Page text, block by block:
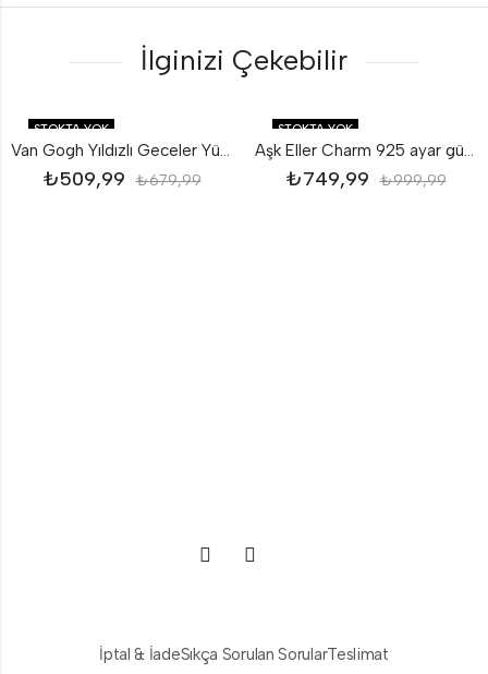
İlginizi Çekebilir
STOKTA YOK
₺509,99 ₺679,99
STOKTA YOK
₺749,99 ₺999,99
İptal & İadeSıkça Sorulan SorularTeslimat